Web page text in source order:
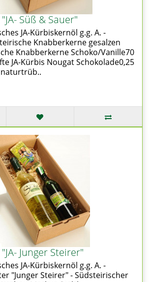
Süß & Sauer"
JA-Kürbiskernöl g.g. A. -
Knabberkerne gesalzen
Knabberkerne Schoko/Vanille70
JA-Kürbis Nougat Schokolade0,25
Junger Steirer"
JA-Kürbiskernöl g.g. A. -
"Junger Steirer" - Südsteirischer